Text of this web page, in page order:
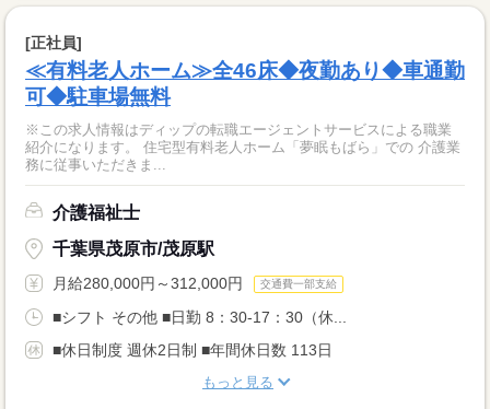
[正社員]
≪有料老人ホーム≫全46床◆夜勤あり◆車通勤
可◆駐車場無料
※この求人情報はディップの転職エージェントサービスによる職業
紹介になります。 住宅型有料老人ホーム「夢眠もばら」での 介護業
務に従事いただきま...
介護福祉士
千葉県茂原市/茂原駅
月給280,000円～312,000円 交通費一部支給
■シフト その他 ■日勤 8：30-17：30（休...
■休日制度 週休2日制 ■年間休日数 113日
もっと見る